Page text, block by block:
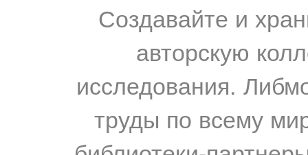
Создавайте и
авторскую
исследования.
труды по всему